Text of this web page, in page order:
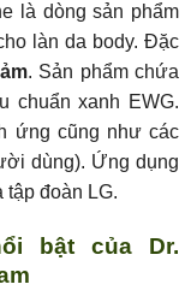
là dòng sản phẩm
làn da body. Đặc
. Sản phẩm chứa
chuẩn xanh EWG.
ứng cũng như các
dùng). Ứng dụng
tập đoàn LG.
bật của Dr.